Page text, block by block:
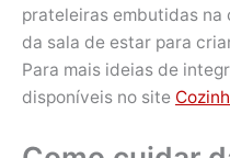
prateleiras embutidas na
da sala de estar para
Para mais ideias de
disponíveis no site